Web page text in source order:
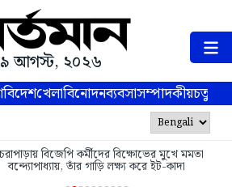
৯ আগস্ট, ২০২৬
বিদেশখেলাবিনোদনব্যবসাসম্পাদকীয়
বিজেপি কর্মীদের বিক্ষোভের মুখে মমতা
বন্দ্যোপাধ্যায়, তাঁর গাড়ি লক্ষ্য করে ইট-কাদা